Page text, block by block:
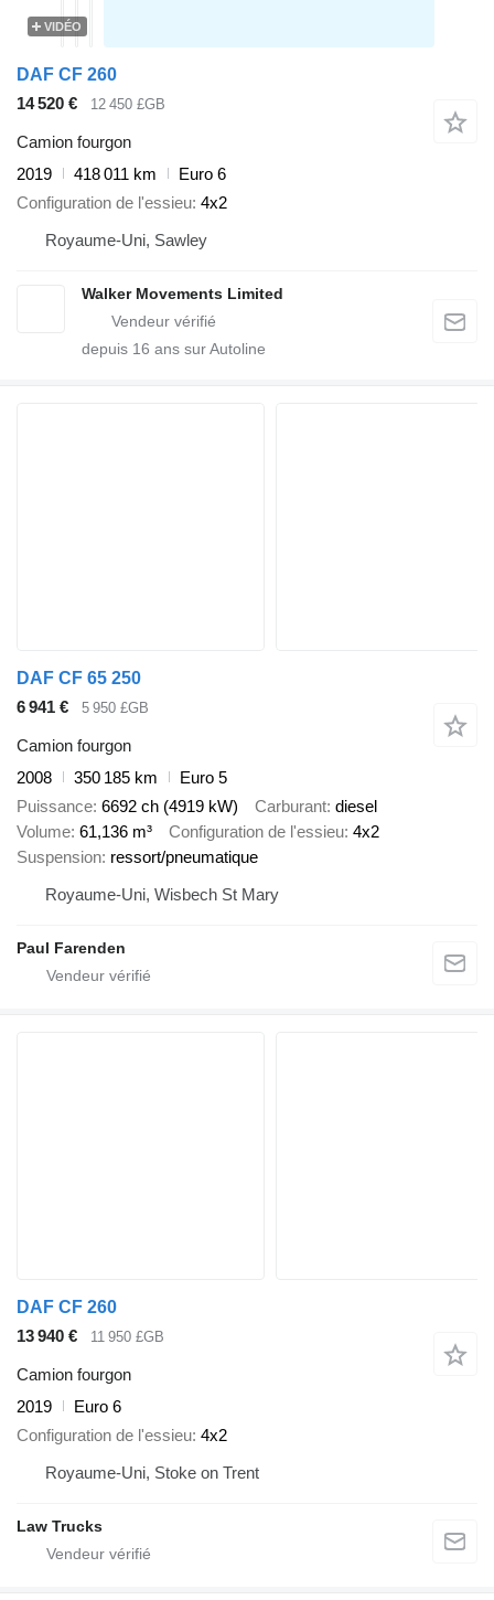
VIDÉO
DAF CF 260
14 520 €
12 450 £GB
Camion fourgon
2019
418 011 km
Euro 6
Configuration de l'essieu 4x2
Royaume-Uni, Sawley
Walker Movements Limited
depuis 16 ans sur Autoline
DAF CF 65 250
6 941 €
5 950 £GB
Camion fourgon
2008
350 185 km
Euro 5
Puissance 6692 ch (4919 kW) Carburant diesel
Volume 61,136 m³ Configuration de l'essieu 4x2
Suspension ressort/pneumatique
Royaume-Uni, Wisbech St Mary
Paul Farenden
DAF CF 260
13 940 €
11 950 £GB
Camion fourgon
2019
Euro 6
Configuration de l'essieu 4x2
Royaume-Uni, Stoke on Trent
Law Trucks